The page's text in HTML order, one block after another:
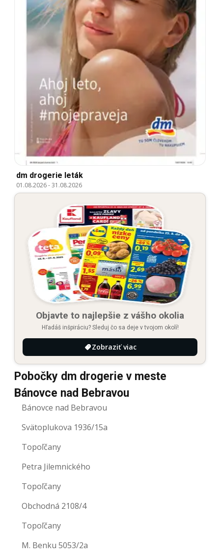
dm drogerie leták
01.08.2026-31.08.2026
Objavte to najlepšie z vášho okolia
Hľadáš inšpiráciu? Sleduj čo sa deje v tvojom okolí!
Zobraziť viac
Pobočky dm drogerie v meste
Bánovce nad Bebravou
Bánovce nad Bebravou
Svätoplukova 1936/15a
Topoľčany
Petra Jilemnického
Topoľčany
Obchodná 2108/4
Topoľčany
M. Benku 5053/2a